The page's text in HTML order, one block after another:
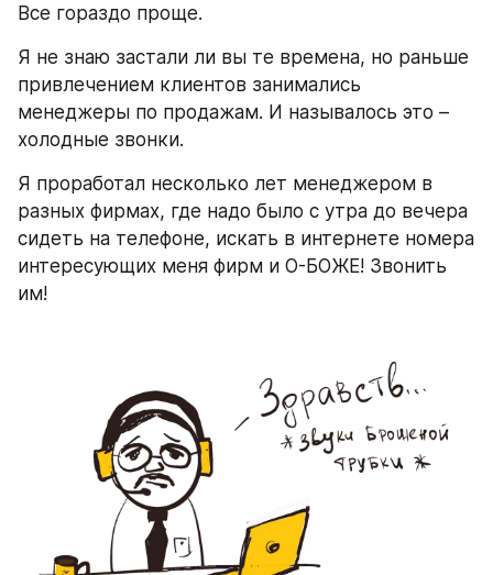
Все гораздо проще.
Я не знаю застали ли вы те времена, но раньше
привлечением клиентов занимались
менеджеры по продажам. И называлось это –
холодные звонки.
Я проработал несколько лет менеджером в
разных фирмах, где надо было с утра до вечера
сидеть на телефоне, искать в интернете номера
интересующих меня фирм и О-БОЖЕ! Звонить
им!